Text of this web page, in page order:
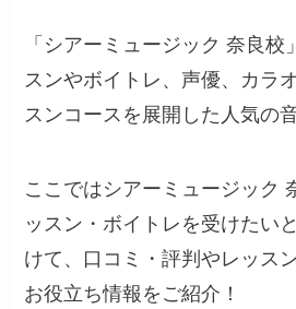
「シアーミュージック 奈良校
スンやボイトレ、声優、カラ
スンコースを展開した人気の
ここではシアーミュージック
ッスン・ボイトレを受けたい
けて、口コミ・評判やレッス
お役立ち情報をご紹介！